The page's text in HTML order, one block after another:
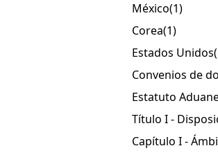
México(1)
Corea(1)
Estados Unidos
Convenios de
Estatuto
Título I -
Capítulo I -